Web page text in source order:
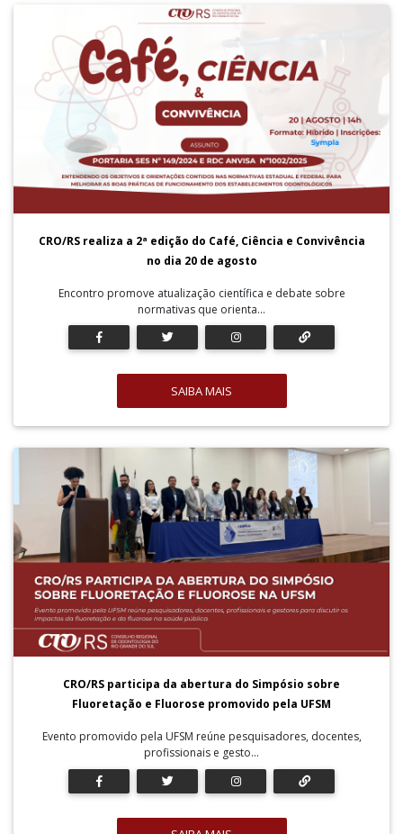
CRO/RS realiza a 2ª edição do Café, Ciência e Convivência
no dia 20 de agosto
Encontro promove atualização científica e debate sobre
normativas que orienta...
SAIBA MAIS
CRO/RS participa da abertura do Simpósio sobre
Fluoretação e Fluorose promovido pela UFSM
Evento promovido pela UFSM reúne pesquisadores, docentes,
profissionais e gesto...